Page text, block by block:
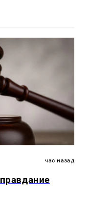
час назад